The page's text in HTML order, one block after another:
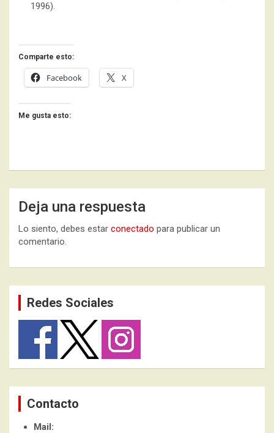
1996).
Comparte esto:
Facebook X
Me gusta esto:
Deja una respuesta
Lo siento, debes estar conectado para publicar un
comentario.
Redes Sociales
Contacto
Mail: